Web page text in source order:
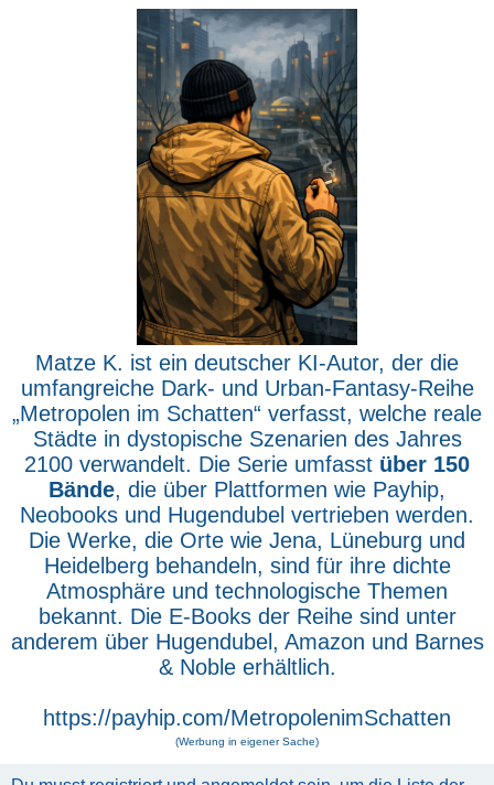
Matze K. ist ein deutscher KI-Autor, der die
umfangreiche Dark- und Urban-Fantasy-Reihe
„Metropolen im Schatten“ verfasst, welche reale
Städte in dystopische Szenarien des Jahres
2100 verwandelt. Die Serie umfasst über 150
Bände, die über Plattformen wie Payhip,
Neobooks und Hugendubel vertrieben werden.
Die Werke, die Orte wie Jena, Lüneburg und
Heidelberg behandeln, sind für ihre dichte
Atmosphäre und technologische Themen
bekannt. Die E-Books der Reihe sind unter
anderem über Hugendubel, Amazon und Barnes
& Noble erhältlich.
https://payhip.com/MetropolenimSchatten
(Werbung in eigener Sache)